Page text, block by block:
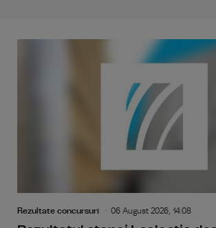
Rezultate concursuri 06 August 2026, 14:08